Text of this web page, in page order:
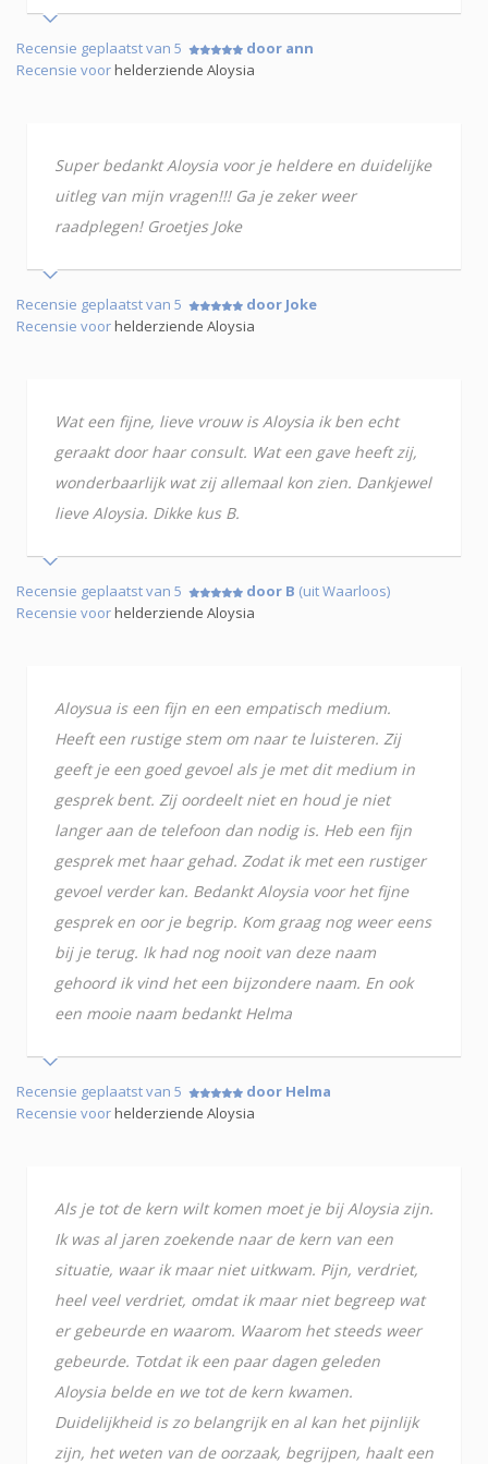
Recensie geplaatst van 5
door ann
Recensie voorhelderziende Aloysia
Super bedankt Aloysia voor je heldere en duidelijke
uitleg van mijn vragen!!! Ga je zeker weer
raadplegen! Groetjes Joke
Recensie geplaatst van 5
door Joke
Recensie voorhelderziende Aloysia
Wat een fijne, lieve vrouw is Aloysia ik ben echt
geraakt door haar consult. Wat een gave heeft zij,
wonderbaarlijk wat zij allemaal kon zien. Dankjewel
lieve Aloysia. Dikke kus B.
Recensie geplaatst van 5 door B (uit Waarloos)
Recensie voorhelderziende Aloysia
Aloysua is een fijn en een empatisch medium.
Heeft een rustige stem om naar te luisteren. Zij
geeft je een goed gevoel als je met dit medium in
gesprek bent. Zij oordeelt niet en houd je niet
langer aan de telefoon dan nodig is. Heb een fijn
gesprek met haar gehad. Zodat ik met een rustiger
gevoel verder kan. Bedankt Aloysia voor het fijne
gesprek en oor je begrip. Kom graag nog weer eens
bij je terug. Ik had nog nooit van deze naam
gehoord ik vind het een bijzondere naam. En ook
een mooie naam bedankt Helma
Recensie geplaatst van 5
door Helma
Recensie voorhelderziende Aloysia
Als je tot de kern wilt komen moet je bij Aloysia zijn.
Ik was al jaren zoekende naar de kern van een
situatie, waar ik maar niet uitkwam. Pijn, verdriet,
heel veel verdriet, omdat ik maar niet begreep wat
er gebeurde en waarom. Waarom het steeds weer
gebeurde. Totdat ik een paar dagen geleden
Aloysia belde en we tot de kern kwamen.
Duidelijkheid is zo belangrijk en al kan het pijnlijk
zijn, het weten van de oorzaak, begrijpen, haalt een